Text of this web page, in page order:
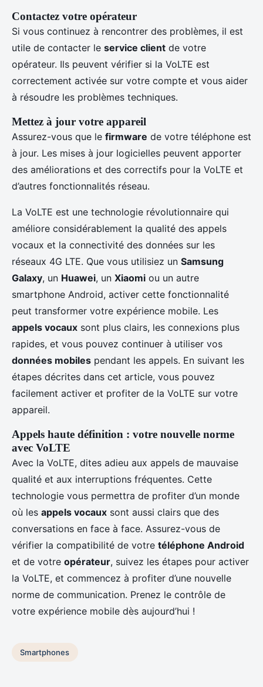
Contactez votre opérateur
Si vous continuez à rencontrer des problèmes, il est
utile de contacter le service client de votre
opérateur. Ils peuvent vérifier si la VoLTE est
correctement activée sur votre compte et vous aider
à résoudre les problèmes techniques.
Mettez à jour votre appareil
Assurez-vous que le firmware de votre téléphone est
à jour. Les mises à jour logicielles peuvent apporter
des améliorations et des correctifs pour la VoLTE et
d’autres fonctionnalités réseau.
La VoLTE est une technologie révolutionnaire qui
améliore considérablement la qualité des appels
vocaux et la connectivité des données sur les
réseaux 4G LTE. Que vous utilisiez un Samsung
Galaxy, un Huawei, un Xiaomi ou un autre
smartphone Android, activer cette fonctionnalité
peut transformer votre expérience mobile. Les
appels vocaux sont plus clairs, les connexions plus
rapides, et vous pouvez continuer à utiliser vos
données mobiles pendant les appels. En suivant les
étapes décrites dans cet article, vous pouvez
facilement activer et profiter de la VoLTE sur votre
appareil.
Appels haute définition : votre nouvelle norme
avec VoLTE
Avec la VoLTE, dites adieu aux appels de mauvaise
qualité et aux interruptions fréquentes. Cette
technologie vous permettra de profiter d’un monde
où les appels vocaux sont aussi clairs que des
conversations en face à face. Assurez-vous de
vérifier la compatibilité de votre téléphone Android
et de votre opérateur, suivez les étapes pour activer
la VoLTE, et commencez à profiter d’une nouvelle
norme de communication. Prenez le contrôle de
votre expérience mobile dès aujourd’hui !
Smartphones